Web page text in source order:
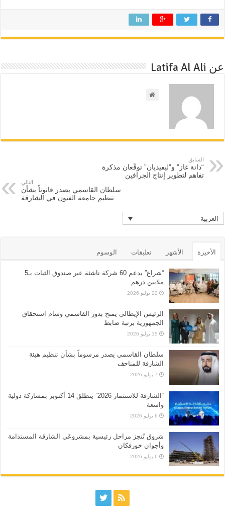
عن Latifa Al Ali
السابق
“دانة غاز” و”ليفيديان” توقّعان مذكرة
تفاهم لتطوير إنتاج الجرافين
التالي
سلطان القاسمي يصدر قانوناً بشأن
تنظيم جامعة الفنون في الشارقة
العربية
الأخيرة الأشهر تعليقات الوسوم
“شراع” يدعم 60 شركة ناشئة عبر صندوق الثبات بـ5
ملايين درهم
22 يوليو 2026
الرئيس الإيطالي يمنح بدور القاسمي وسام استحقاق
الجمهورية برتبة ضابط
15 يوليو 2026
سلطان القاسمي يصدر مرسوماً بشأن تنظيم هيئة
الشارقة للمتاحف
7 يوليو 2026
“الشارقة للاستثمار 2026” ينطلق 14 أكتوبر بمشاركة دولية
واسعة
6 يوليو 2026
شروق تُنجز مراحل رئيسية بمشروعَي الشارقة المستدامة
وأجوان خورفكان
6 يوليو 2026